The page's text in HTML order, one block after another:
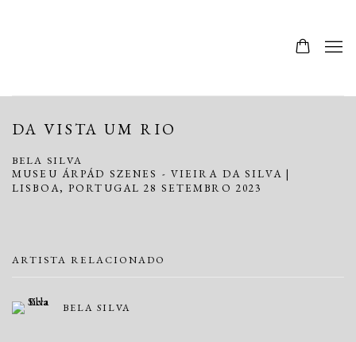
DA VISTA UM RIO
BELA SILVA
MUSEU ÁRPÁD SZENES - VIEIRA DA SILVA |
LISBOA, PORTUGAL28 SETEMBRO 2023
ARTISTA RELACIONADO
BELA SILVA